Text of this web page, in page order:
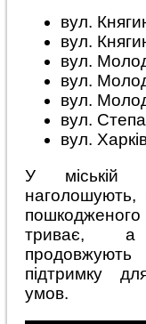
вул.
вул.
вул.
вул.
вул.
вул.
вул.
У міській
триває, а
підтримку
умов.